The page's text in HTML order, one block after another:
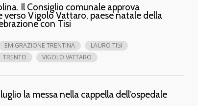
Il Consiglio comunale approva
verso Vigolo Vattaro, paese natale della
con Tisi
EMIGRAZIONE TRENTINA
LAURO TISI
TRENTO VIGOLO VATTARO
la messa nella cappella dell’ospedale